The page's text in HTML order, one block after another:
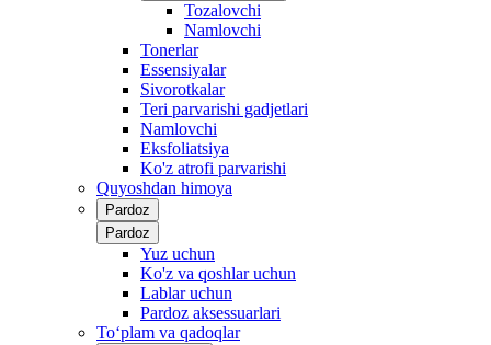
Tozalovchi
Namlovchi
Tonerlar
Essensiyalar
Sivorotkalar
Teri parvarishi gadjetlari
Namlovchi
Eksfoliatsiya
Ko'z atrofi parvarishi
Quyoshdan himoya
Pardoz
Pardoz
Yuz uchun
Ko'z va qoshlar uchun
Lablar uchun
Pardoz aksessuarlari
To‘plam va qadoqlar